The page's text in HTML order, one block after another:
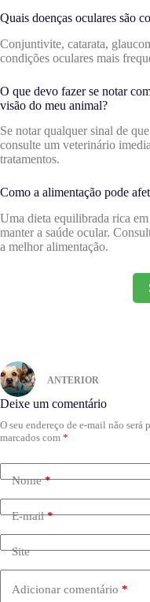
Quais doenças oculares são
Conjuntivite, catarata,
condições oculares mais
O que devo fazer se notar
visão do meu animal?
Se notar qualquer sinal de
consulte um veterinário
tratamentos.
Como a alimentação pode
Uma dieta equilibrada rica
manter a saúde ocular.
a melhor alimentação.
ANTERIOR
Deixe um comentário
O seu endereço de e-mail não será
marcados com *
Nome*
E-mail*
Site
Adicionar comentário *